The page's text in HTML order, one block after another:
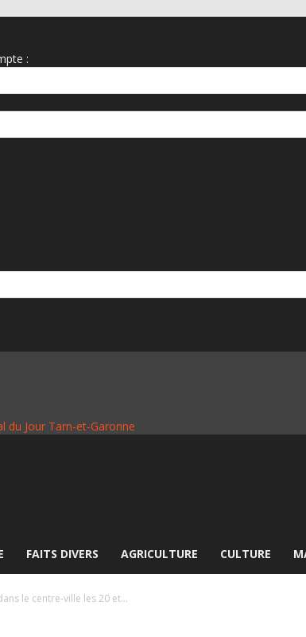
:
du Jour Tarn-et-Garonne
FAITS DIVERS AGRICULTURE CULTURE
le centre-ville les 20 et...